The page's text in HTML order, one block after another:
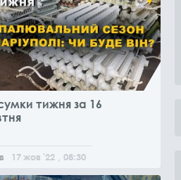
тижня за 16
17 жов '22 , 08:30